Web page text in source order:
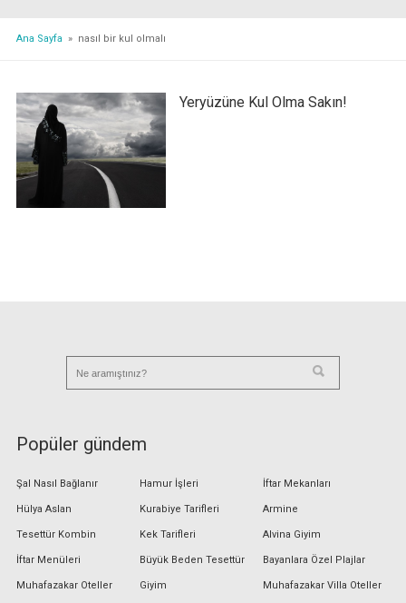
Ana Sayfa » nasıl bir kul olmalı
Yeryüzüne Kul Olma Sakın!
Popüler gündem
Şal Nasıl Bağlanır
Hülya Aslan
Tesettür Kombin
İftar Menüleri
Muhafazakar Oteller
Hamur İşleri
Kurabiye Tarifleri
Kek Tarifleri
Büyük Beden Tesettür
Giyim
İftar Mekanları
Armine
Alvina Giyim
Bayanlara Özel Plajlar
Muhafazakar Villa Oteller